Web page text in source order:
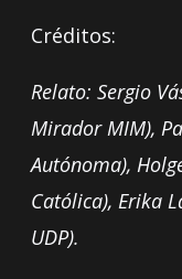
Créditos:
Relato: Sergio
Mirador MIM),
Autónoma),
Católica), Erika
UDP).